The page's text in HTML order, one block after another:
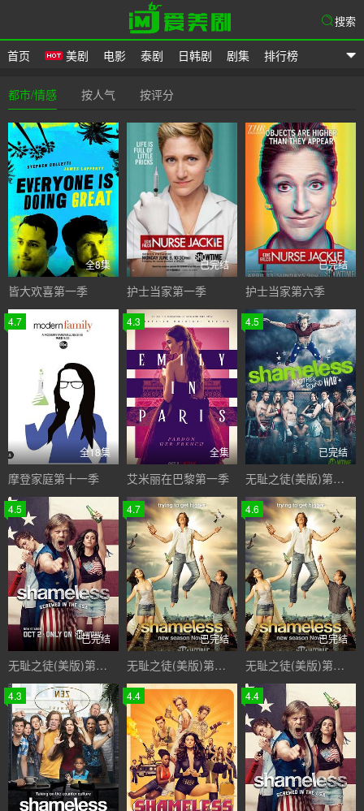
爱美剧
首页 美剧 电影 泰剧 日韩剧 剧集 排行榜
搜索
都市/情感 按人气 按评分
全8集
皆大欢喜第一季
已完结
护士当家第一季
已完结
护士当家第六季
4.7
全18集
摩登家庭第十一季
4.3
全集
艾米丽在巴黎第一季
4.5
已完结
无耻之徒(美版)第十季
4.5
已完结
无耻之徒(美版)第一季
4.7
已完结
无耻之徒(美版)第二季
4.6
已完结
无耻之徒(美版)第四季
4.3 4.4 4.4